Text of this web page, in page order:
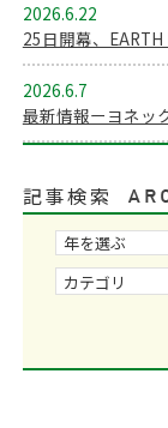
2026.6.22
25日開幕、EARTH
2026.6.7
最新情報ーヨネッ
記事検索